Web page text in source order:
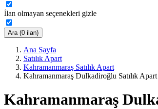
İlan olmayan seçenekleri gizle
Ara (0 ilan)
Ana Sayfa
Satılık Apart
Kahramanmaraş Satılık Apart
Kahramanmaraş Dulkadiroğlu Satılık Apart
Kahramanmaraş